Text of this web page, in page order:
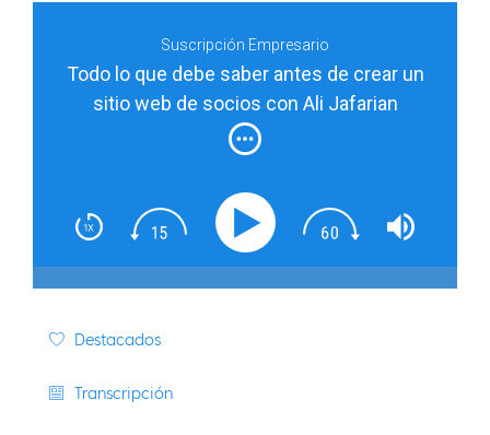
Suscripción Empresario
Todo lo que debe saber antes de crear un
sitio web de socios con Ali Jafarian
Destacados
Transcripción